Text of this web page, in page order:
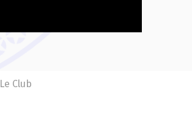
Le Club